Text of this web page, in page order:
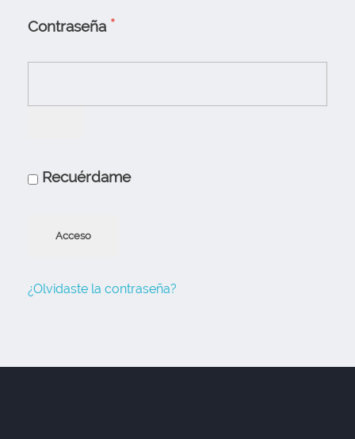
Contraseña *
Recuérdame
Acceso
¿Olvidaste la contraseña?